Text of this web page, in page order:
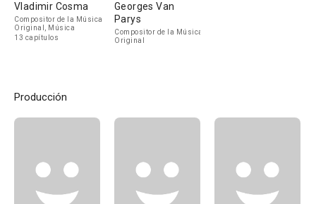
Vladimir Cosma
Compositor de la Música
Original, Música
13 capítulos
Georges Van
Parys
Compositor de la Música
Original
Producción